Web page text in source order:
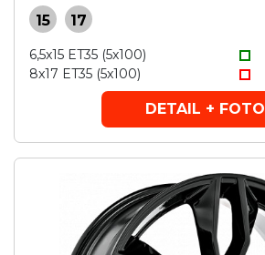
15 17
6,5x15 ET35 (5x100)
8x17 ET35 (5x100)
DETAIL + FOTO